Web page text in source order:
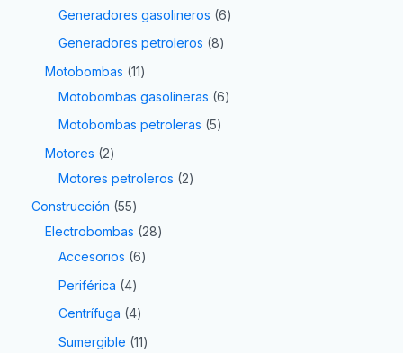
Generadores gasolineros 6
Generadores petroleros 8
Motobombas 11
Motobombas gasolineras 6
Motobombas petroleras 5
Motores
2
Motores petroleros
2
Construcción 55
Electrobombas
28
Accesorios 6
Periférica 4
Centrífuga 4
Sumergible 11